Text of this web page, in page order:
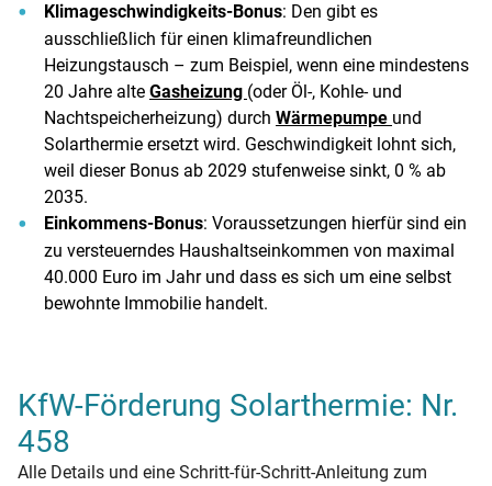
Klimageschwindigkeits-Bonus: Den gibt es
ausschließlich für einen klimafreundlichen
Heizungstausch – zum Beispiel, wenn eine mindestens
20 Jahre alte Gasheizung (oder Öl-, Kohle- und
Nachtspeicherheizung) durch Wärmepumpe und
Solarthermie ersetzt wird. Geschwindigkeit lohnt sich,
weil dieser Bonus ab 2029 stufenweise sinkt, 0 % ab
2035.
Einkommens-Bonus: Voraussetzungen hierfür sind ein
zu versteuerndes Haushaltseinkommen von maximal
40.000 Euro im Jahr und dass es sich um eine selbst
bewohnte Immobilie handelt.
KfW-Förderung Solarthermie: Nr.
458
Alle Details und eine Schritt-für-Schritt-Anleitung zum